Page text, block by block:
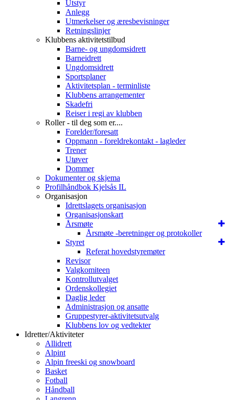
Utstyr
Anlegg
Utmerkelser og æresbevisninger
Retningslinjer
Klubbens aktivitetstilbud
Barne- og ungdomsidrett
Barneidrett
Ungdomsidrett
Sportsplaner
Aktivitetsplan - terminliste
Klubbens arrangementer
Skadefri
Reiser i regi av klubben
Roller - til deg som er....
Forelder/foresatt
Oppmann - foreldrekontakt - lagleder
Trener
Utøver
Dommer
Dokumenter og skjema
Profilhåndbok Kjelsås IL
Organisasjon
Idrettslagets organisasjon
Organisasjonskart
Årsmøte
Årsmøte -beretninger og protokoller
Styret
Referat hovedstyremøter
Revisor
Valgkomiteen
Kontrollutvalget
Ordenskollegiet
Daglig leder
Administrasjon og ansatte
Gruppestyrer-aktivitetsutvalg
Klubbens lov og vedtekter
Idretter/Aktiviteter
Allidrett
Alpint
Alpin freeski og snowboard
Basket
Fotball
Håndball